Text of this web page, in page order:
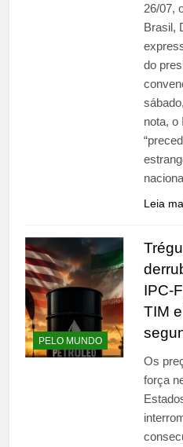
26/07,
Brasil,
do
nota, o
Leia
PELO MUNDO
IPC-
TIM
Os
força